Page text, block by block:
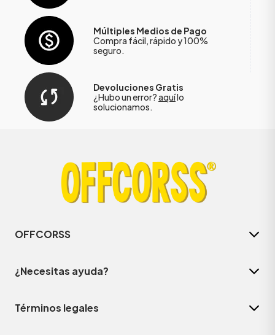
Múltiples Medios de Pago
Compra fácil, rápido y 100%
seguro.
Devoluciones Gratis
¿Hubo un error?aquílo
solucionamos.
OFFCORSS
¿Necesitas ayuda?
Términos legales